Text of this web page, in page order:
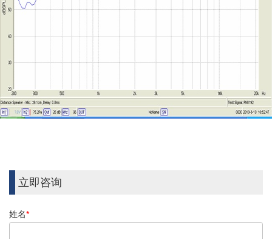
立即咨询
姓名*